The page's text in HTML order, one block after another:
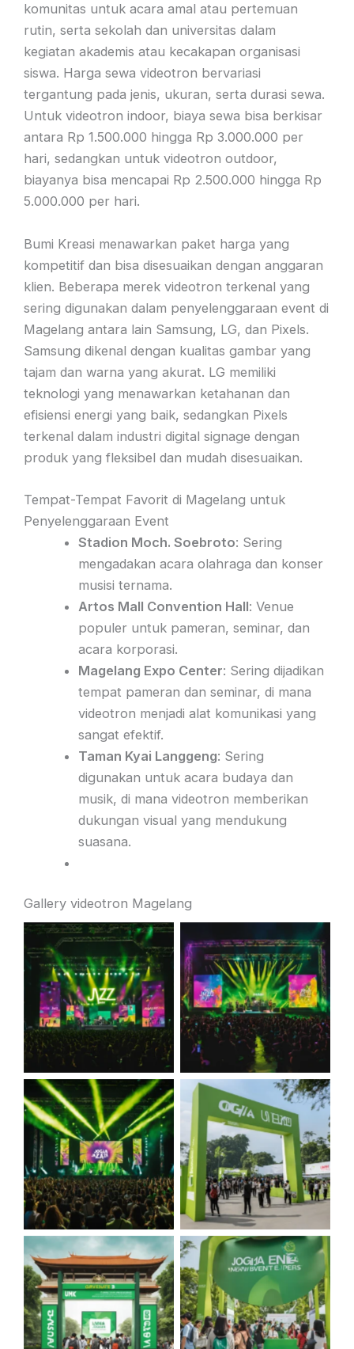
komunitas untuk acara amal atau pertemuan
rutin, serta sekolah dan universitas dalam
kegiatan akademis atau kecakapan organisasi
siswa. Harga sewa videotron bervariasi
tergantung pada jenis, ukuran, serta durasi sewa.
Untuk videotron indoor, biaya sewa bisa berkisar
antara Rp 1.500.000 hingga Rp 3.000.000 per
hari, sedangkan untuk videotron outdoor,
biayanya bisa mencapai Rp 2.500.000 hingga Rp
5.000.000 per hari.
Bumi Kreasi menawarkan paket harga yang
kompetitif dan bisa disesuaikan dengan anggaran
klien. Beberapa merek videotron terkenal yang
sering digunakan dalam penyelenggaraan event di
Magelang antara lain Samsung, LG, dan Pixels.
Samsung dikenal dengan kualitas gambar yang
tajam dan warna yang akurat. LG memiliki
teknologi yang menawarkan ketahanan dan
efisiensi energi yang baik, sedangkan Pixels
terkenal dalam industri digital signage dengan
produk yang fleksibel dan mudah disesuaikan.
Tempat-Tempat Favorit di Magelang untuk
Penyelenggaraan Event
Stadion Moch. Soebroto: Sering
mengadakan acara olahraga dan konser
musisi ternama.
Artos Mall Convention Hall: Venue
populer untuk pameran, seminar, dan
acara korporasi.
Magelang Expo Center: Sering dijadikan
tempat pameran dan seminar, di mana
videotron menjadi alat komunikasi yang
sangat efektif.
Taman Kyai Langgeng: Sering
digunakan untuk acara budaya dan
musik, di mana videotron memberikan
dukungan visual yang mendukung
suasana.
Gallery videotron Magelang